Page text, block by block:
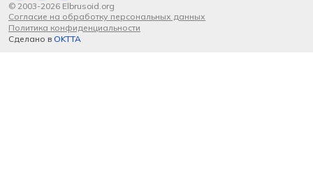
© 2003-2026 Elbrusoid.org
Согласие на обработку персональных данных
Политика конфиденциальности
Сделано в OKTTA